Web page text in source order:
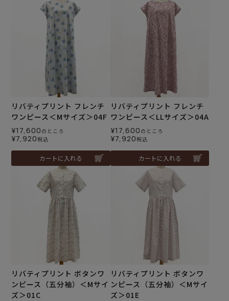
リバティプリント フレンチ
ワンピース＜Mサイズ＞04F
¥17,600 のところ
¥7,920税込
カートに入れる
リバティプリント フレンチ
ワンピース＜LLサイズ＞04A
¥17,600 のところ
¥7,920税込
カートに入れる
リバティプリント ボタンワ
ンピース（五分袖）＜Mサイ
ズ＞01C
リバティプリント ボタンワ
ンピース（五分袖）＜Mサイ
ズ＞01E